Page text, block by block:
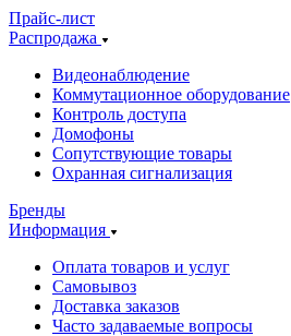
Прайс-лист
Распродажа
Видеонаблюдение
Коммутационное оборудование
Контроль доступа
Домофоны
Сопутствующие товары
Охранная сигнализация
Бренды
Информация
Оплата товаров и услуг
Самовывоз
Доставка заказов
Часто задаваемые вопросы